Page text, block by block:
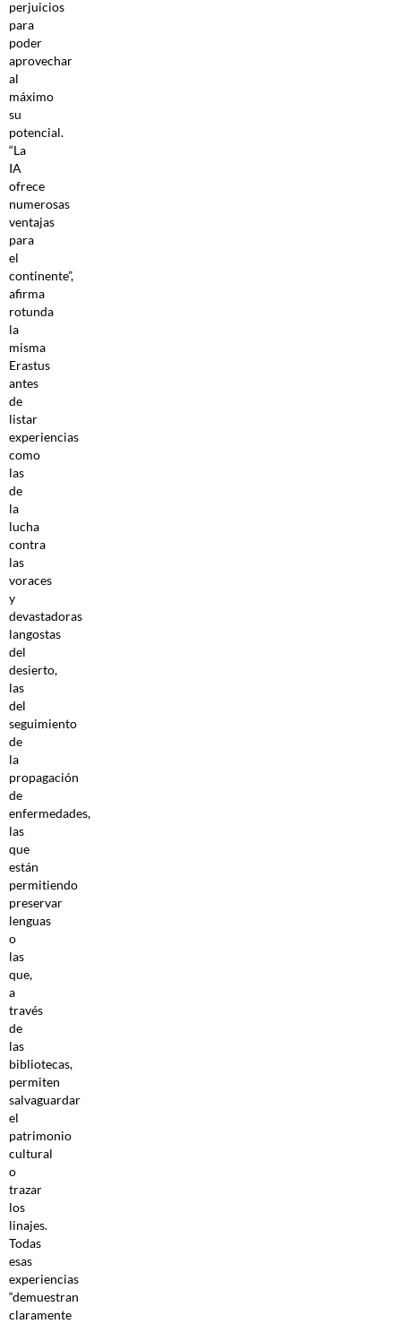
perjuicios
para
poder
aprovechar
al
máximo
su
potencial.
“La
IA
ofrece
numerosas
ventajas
para
el
continente”,
afirma
rotunda
la
misma
Erastus
antes
de
listar
experiencias
como
las
de
la
lucha
contra
las
voraces
y
devastadoras
langostas
del
desierto,
las
del
seguimiento
de
la
propagación
de
enfermedades,
las
que
están
permitiendo
preservar
lenguas
o
las
que,
a
través
de
las
bibliotecas,
permiten
salvaguardar
el
patrimonio
cultural
o
trazar
los
linajes.
Todas
esas
experiencias
“demuestran
claramente